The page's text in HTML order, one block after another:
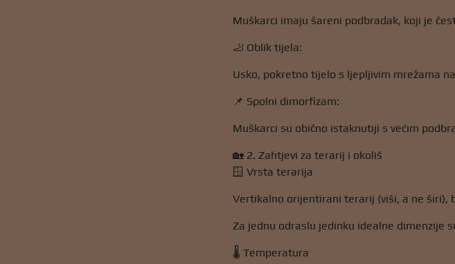
Muškarci imaju šareni podbradak, koji je
🦶 Oblik tijela:
Usko, pokretno tijelo s ljepljivim mrežama
📌 Spolni dimorfizam:
Muškarci su obično istaknutiji s većim
🏡 2. Zahtjevi za terarij i okoliš
🪟 Vrsta terarija
Vertikalno orijentirani terarij (viši, a ne širi),
Za jednu odraslu jedinku idealne dimenzije
🌡️ Temperatura